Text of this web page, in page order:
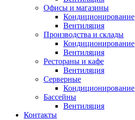
Офисы и магазины
Кондиционирование
Вентиляция
Производства и склады
Кондиционирование
Вентиляция
Рестораны и кафе
Вентиляция
Серверные
Кондиционирование
Бассейны
Вентиляция
Контакты